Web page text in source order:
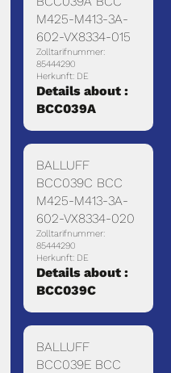
M425-M413-3A-
602-VX8334-015
Zolltarifnummer:
85444290
Herkunft: DE
Details about :
BCC039A
BALLUFF
BCC039C BCC
M425-M413-3A-
602-VX8334-020
Zolltarifnummer:
85444290
Herkunft: DE
Details about :
BCC039C
BALLUFF
BCC039E BCC